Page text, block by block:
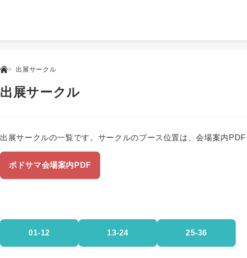
出展サークル
出展サークル
出展サークルの一覧です。サークルのブース位置は、会場案内PDF
ボドサマ会場案内PDF
01-12 13-24 25-36